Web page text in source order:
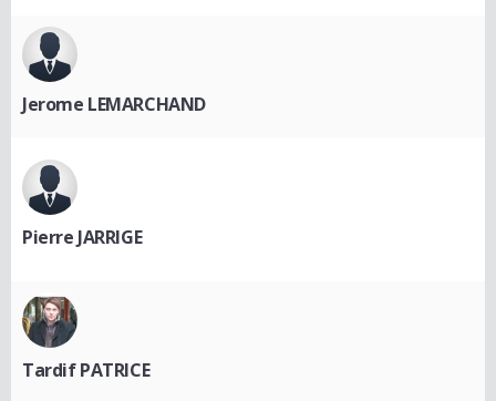
Jerome LEMARCHAND
Pierre JARRIGE
Tardif PATRICE